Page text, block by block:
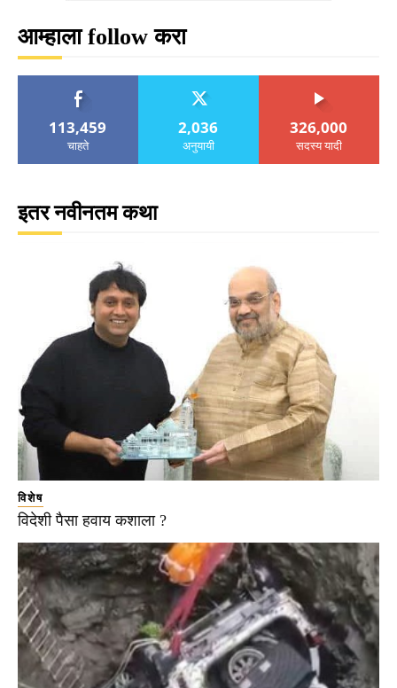
आम्हाला follow करा
113,459
चाहते
2,036
अनुयायी
326,000
सदस्य यादी
इतर नवीनतम कथा
विशेष
विदेशी पैसा हवाय कशाला ?